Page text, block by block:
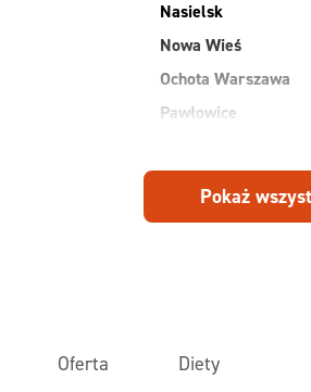
Nasielsk
Nowa Wieś
Ochota Warszawa
Pawłowice
Pokaż
Oferta Diety